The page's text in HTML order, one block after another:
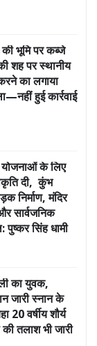
की भूमि पर कब्जे
शह पर स्थानीय
करने का लगाया
हुई कार्रवाई
योजनाओं के लिए
दी, कुंभ
निर्माण, मंदिर
सार्वजनिक
पुष्कर सिंह धामी
का युवक,
जारी स्नान के
20 वर्षीय शौर्य
तलाश भी जारी